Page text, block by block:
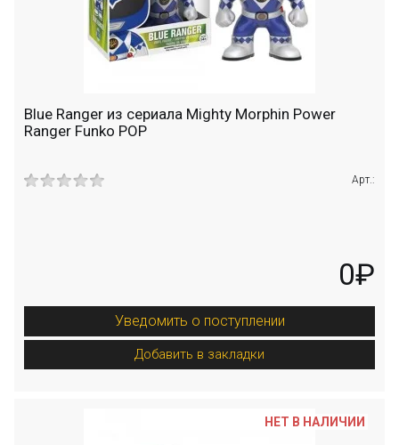
Blue Ranger из сериала Mighty Morphin Power
Ranger Funko POP
Арт.:
0₽
Уведомить о поступлении
Добавить в закладки
НЕТ В НАЛИЧИИ